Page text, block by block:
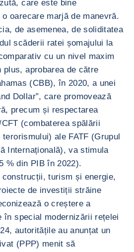
care este bine
oarecare marjă de manevră.
de asemenea, de soliditatea
scăderii ratei șomajului la
cu un nivel maxim
plus, aprobarea de către
(CBB), în 2020, a unei
Dollar”, care promovează
precum și respectarea
(combaterea spălării
ale FATF (Grupul
Internațională), va stimula
% din PIB în 2022).
turism și energie,
de investiții străine
o creștere a
în special modernizării rețelei
autoritățile au anunțat un
(PPP) menit să